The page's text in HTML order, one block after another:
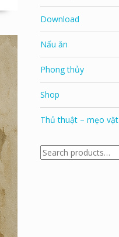
Download
Nấu ăn
Phong thủy
Shop
Thủ thuật – mẹo vặt
Search
for: